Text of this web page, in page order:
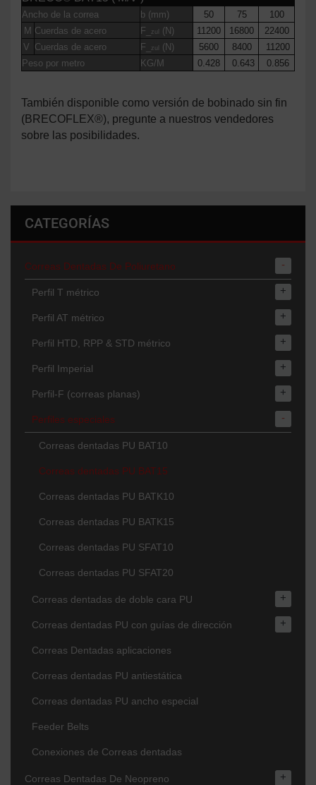
Ancho de la correa b (mm) 50 75
100
M Cuerdas de acero F_ zul (N) 11200 16800
22400
V Cuerdas de acero F_ zul (N) 5600 8400
11200
Peso por metro
KG/M 0.428 0.643 0.856
También disponible como versión de bobinado sin fin
(BRECOFLEX®), pregunte a nuestros vendedores
sobre las posibilidades.
CATEGORÍAS
Correas Dentadas De Poliuretano -
Perfil T métrico +
Perfil AT métrico +
Perfil HTD, RPP & STD métrico +
Perfil Imperial +
Perfil-F (correas planas) +
Perfiles especiales -
Correas dentadas PU BAT10
Correas dentadas PU BAT15
Correas dentadas PU BATK10
Correas dentadas PU BATK15
Correas dentadas PU SFAT10
Correas dentadas PU SFAT20
Correas dentadas de doble cara PU +
Correas dentadas PU con guías de dirección +
Correas Dentadas aplicaciones
Correas dentadas PU antiestática
Correas dentadas PU ancho especial
Feeder Belts
Conexiones de Correas dentadas
Correas Dentadas De Neopreno +